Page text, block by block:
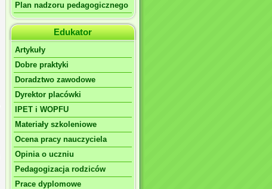
Plan nadzoru pedagogicznego
Edukator
Artykuły
Dobre praktyki
Doradztwo zawodowe
Dyrektor placówki
IPET i WOPFU
Materiały szkoleniowe
Ocena pracy nauczyciela
Opinia o uczniu
Pedagogizacja rodziców
Prace dyplomowe